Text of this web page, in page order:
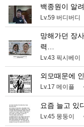
백종원이 알
Lv.59 버디버디
망해가던 장
력…
Lv.43 픽시베이
외모때문에
Lv.17 메이플
요즘 늘고 있
Lv.45 몽둥이